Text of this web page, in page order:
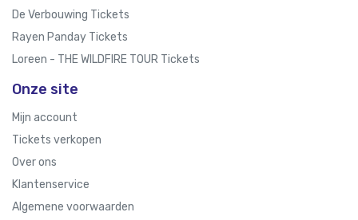
De Verbouwing Tickets
Rayen Panday Tickets
Loreen - THE WILDFIRE TOUR Tickets
Onze site
Mijn account
Tickets verkopen
Over ons
Klantenservice
Algemene voorwaarden